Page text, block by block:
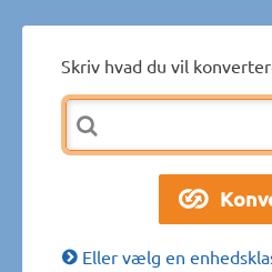
Skriv hvad du vil
Eller vælg en